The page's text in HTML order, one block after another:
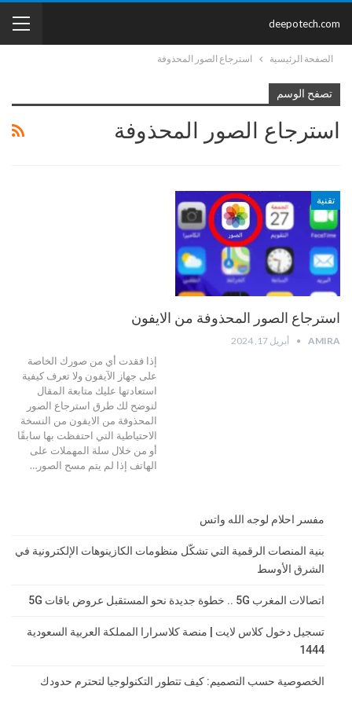
deepotech.com
الصفحة الرئيسية استرجاع الصور المحذوفة
تصفح الوسم
استرجاع الصور المحذوفة
تقنية
استرجاع الصور المحذوفة من الايفون
AMIRA أبريل 17, 2024
إذا فقدت أي من صورك الخاصة
على جهاز الآيفون ولا تعرف كيفية
استعادتها عليك متابعة المقال
لنوضح لك طرق استرجاع الصور
المحذوفة من الايفون من النسخة
الاحتياطية التي احتفظت بها سابقًا
أو من خلال سلة المهملات على
الهاتف إذا لم يتم مسح الصور …
مفسر احلام لوجه الله واتس
بنية المنصات الرقمية التي تشكّل منظومات الكازينوهات الإلكترونية في
الشرق الأوسط
اتصالات المغرب 5G .. خطوة جديدة نحو المستقبل عروض باقات 5G
تسجيل دخول كلاس لايت | منصة كلاسرارا المملكة العربية السعودية
1444
الخصوصية حسب التصميم: كيف تتطور التكنولوجيا لتحترم حدودك